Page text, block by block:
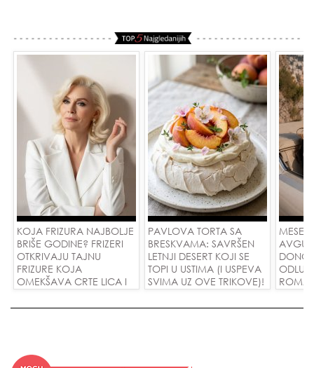
KOJA FRIZURA NAJBOLJE
BRIŠE GODINE? FRIZERI
OTKRIVAJU TAJNU
FRIZURE KOJA
OMEKŠAVA CRTE LICA I
JEDNOM POTEZU!
PAVLOVA TORTA SA
BRESKVAMA: SAVRŠEN
LETNJI DESERT KOJI SE
TOPI U USTIMA (I USPEVA
SVIMA UZ OVE TRIKOVE)!